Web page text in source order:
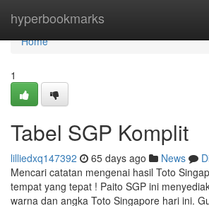
hyperbookmarks
Home
Home
1
Tabel SGP Komplit
lilliedxq147392 65 days ago News
Mencari catatan mengenai hasil Toto
tempat yang tepat ! Paito SGP ini
warna dan angka Toto Singapore hari ini.